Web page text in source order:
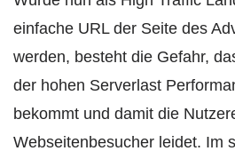
einfache URL der Seite des
werden, besteht die Gefahr,
der hohen Serverlast
bekommt und damit die
Webseitenbesucher leidet. Im